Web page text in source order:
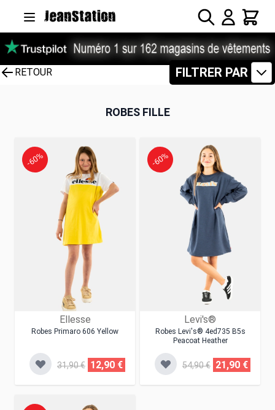
Rechercher
Panier
RETOUR
ROBES FILLE
FILTRER PAR
Ellesse
Robes Primaro 606 Yellow
-60%
31,90 € 12,90 €
Levi's®
Robes Levi's® 4ed735 B5s
Peacoat Heather
-60%
54,90 € 21,90 €